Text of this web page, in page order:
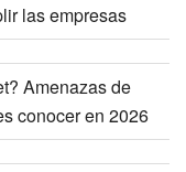
las empresas
Amenazas de
conocer en 2026